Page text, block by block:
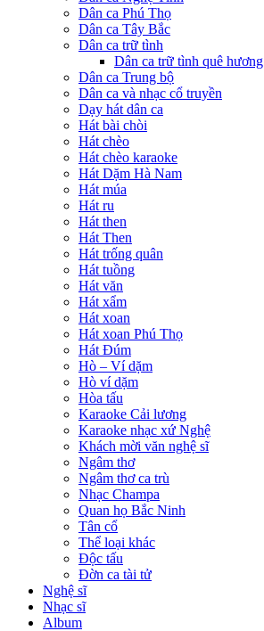
Dân ca Phú Thọ
Dân ca Tây Bắc
Dân ca trữ tình
Dân ca trữ tình quê hương
Dân ca Trung bộ
Dân ca và nhạc cổ truyền
Dạy hát dân ca
Hát bài chòi
Hát chèo
Hát chèo karaoke
Hát Dặm Hà Nam
Hát múa
Hát ru
Hát then
Hát Then
Hát trống quân
Hát tuồng
Hát văn
Hát xẩm
Hát xoan
Hát xoan Phú Thọ
Hát Đúm
Hò – Ví dặm
Hò ví dặm
Hòa tấu
Karaoke Cải lương
Karaoke nhạc xứ Nghệ
Khách mời văn nghệ sĩ
Ngâm thơ
Ngâm thơ ca trù
Nhạc Champa
Quan họ Bắc Ninh
Tân cổ
Thể loại khác
Độc tấu
Đờn ca tài tử
Nghệ sĩ
Nhạc sĩ
Album